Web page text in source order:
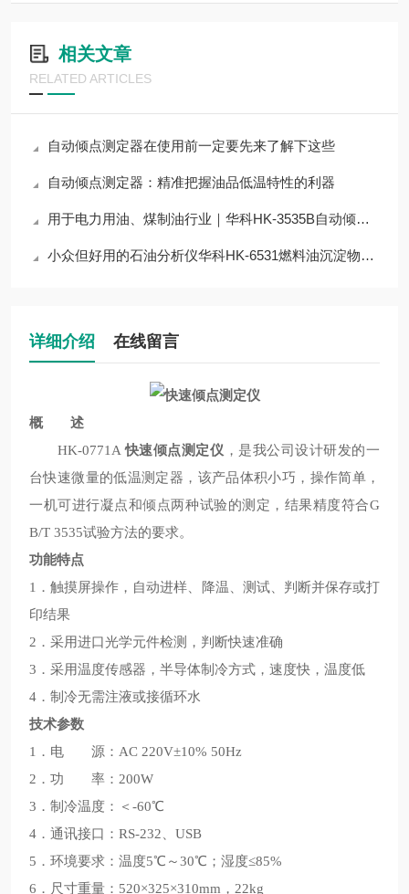
相关文章
RELATED ARTICLES
自动倾点测定器在使用前一定要先来了解下这些
自动倾点测定器：精准把握油品低温特性的利器
用于电力用油、煤制油行业｜华科HK-3535B自动倾点测定器分析仪技术解析
小众但好用的石油分析仪华科HK-6531燃料油沉淀物测定器，解决行业检测难点
详细介绍 在线留言
概 述
HK-0771A快速倾点测定仪 ，是我公司设计研发的一
台快速微量的低温测定器，该产品体积小巧，操作简单，
一机可进行凝点和倾点两种试验的测定，结果精度符合G
B/T 3535试验方法的要求。
功能特点
1．触摸屏操作，自动进样、降温、测试、判断并保存或打
印结果
2．采用进口光学元件检测，判断快速准确
3．采用温度传感器，半导体制冷方式，速度快，温度低
4．制冷无需注液或接循环水
技术参数
1．电 源：AC 220V±10% 50Hz
2．功 率：200W
3．制冷温度：＜-60℃
4．通讯接口：RS-232、USB
5．环境要求：温度5℃～30℃；湿度≤85%
6．尺寸重量：520×325×310mm，22kg